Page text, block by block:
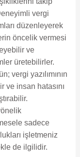
vergi
düzenleyerek
öncelik vermesi
ve
üretebilirler.
vergi yazılımının
ve insan hatasını
sadece
işletmeniz
de ilgilidir.